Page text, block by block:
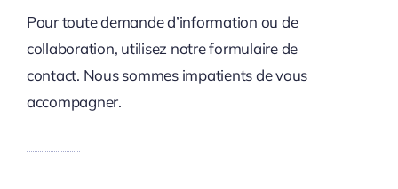
Pour toute demande d’information ou de
collaboration, utilisez notre formulaire de
contact. Nous sommes impatients de vous
accompagner.